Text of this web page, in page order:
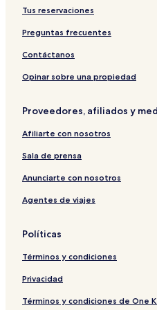
a
n
d
S
a
i
l
l
i
a
T
t
a
t
à
R
e
i
n
e
B
e
l
a
s
t
a
n
a
C
h
a
m
M
t
l
c
e
C
a
o
e
m
-
S
o
y
e
n
a
Tus reservaciones
Preguntas frecuentes
Contáctanos
Opinar sobre una propiedad
Proveedores, afiliados y
Afiliarte con nosotros
Sala de prensa
Anunciarte con nosotros
Agentes de viajes
Políticas
Términos y condiciones
Privacidad
Términos y condiciones de One